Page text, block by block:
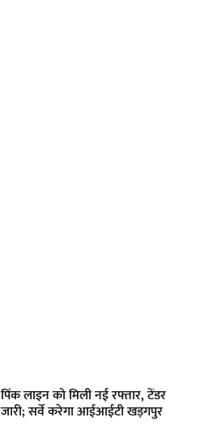
पिंक लाइन को मिली नई रफ्तार, टेंडर
जारी; सर्वे करेगा आईआईटी खड़गपुर